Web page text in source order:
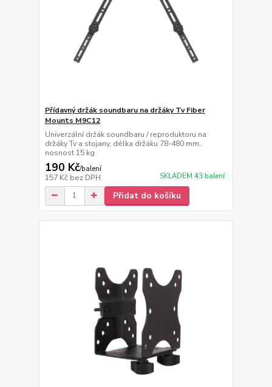
Přídavný držák soundbaru na držáky Tv Fiber
Mounts M9C12
Univerzální držák soundbaru / reproduktoru na
držáky Tv a stojany, délka držáku 78-480 mm,
nosnost 15 kg
190 Kč/balení
157 Kč bez DPH SKLADEM 43 balení
Přidat do košíku